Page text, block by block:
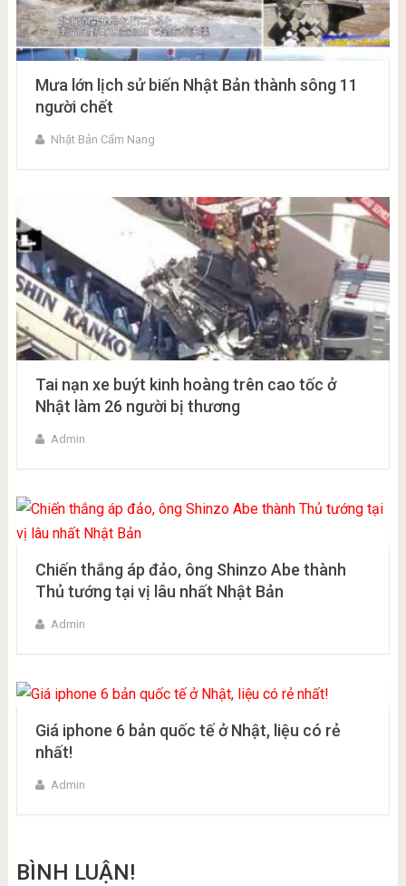
Mưa lớn lịch sử biến Nhật Bản thành sông 11
người chết
Nhật Bản Cẩm Nang
Tai nạn xe buýt kinh hoàng trên cao tốc ở
Nhật làm 26 người bị thương
Admin
Chiến thắng áp đảo, ông Shinzo Abe thành
Thủ tướng tại vị lâu nhất Nhật Bản
Admin
Giá iphone 6 bản quốc tế ở Nhật, liệu có rẻ
nhất!
Admin
BÌNH LUẬN!